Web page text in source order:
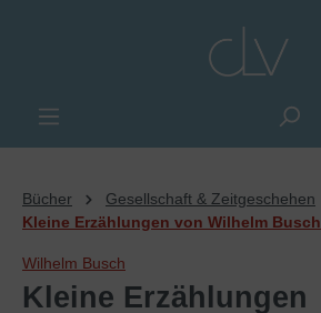
Bücher
Gesellschaft & Zeitgeschehen
Kleine Erzählungen von Wilhelm Busch
Wilhelm Busch
Kleine Erzählungen